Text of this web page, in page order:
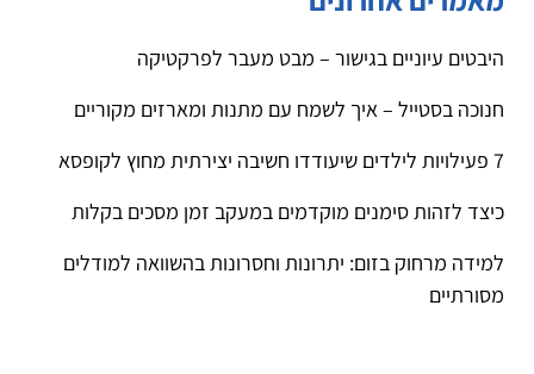
היבטים עיוניים בגישור – מבט מעבר לפרקטיקה
חנוכה בסטייל – איך לשמח עם מתנות ומארזים מקוריים
7 פעילויות לילדים שיעודדו חשיבה יצירתית מחוץ לקופסא
כיצד לזהות סימנים מוקדמים במעקב זמן מסכים בקלות
למידה מרחוק בזום: יתרונות וחסרונות בהשוואה למודלים
מסורתיים